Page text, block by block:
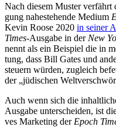
Nach diesem Muster
gung nahe­ste­hende Medium
Kevin Roose 2020 in seiner
Times-Ausgabe in der New
nennt als ein Bei­spiel die in
tung, dass Bill Gates und
steuern würden, zugleich
der „jüdi­schen
Auch wenn sich die
Ausgabe unter­schei­den, ist
ves Mar­ke­ting der Epoch